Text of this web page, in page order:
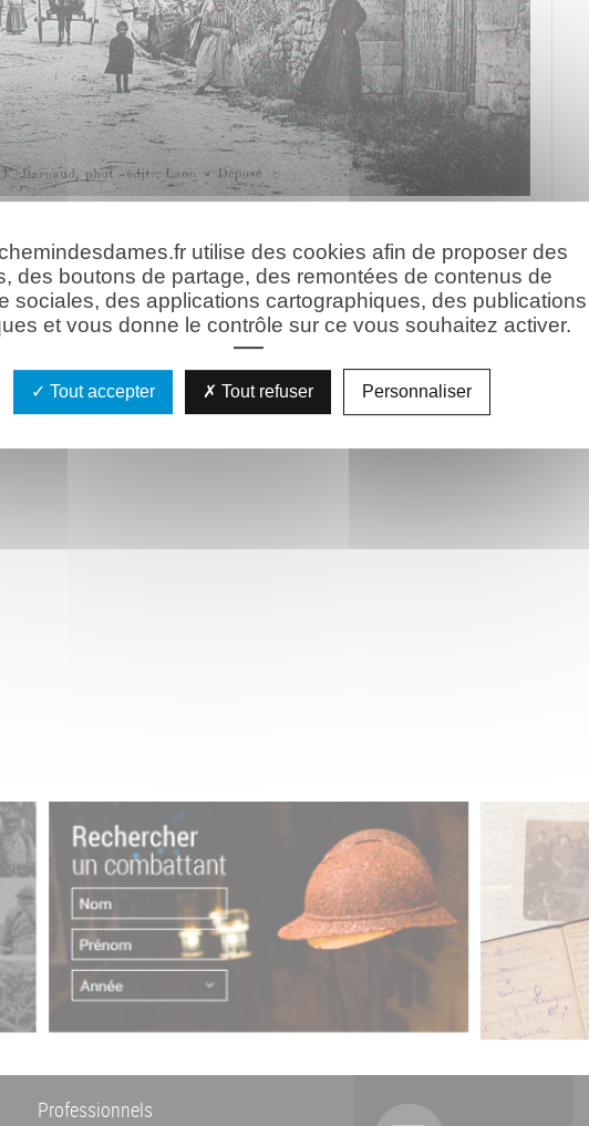
Professionnels
utilise des cookies afin de proposer des
des boutons de partage, des remontées de contenus de
sociales, des applications cartographiques, des publications
et vous donne le contrôle sur ce vous souhaitez activer.
Tout accepter Tout refuser Personnaliser